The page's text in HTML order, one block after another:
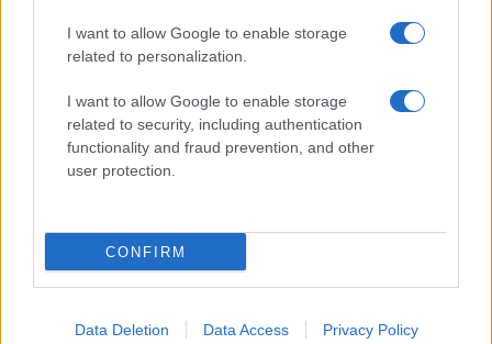
I want to allow Google to enable storage
related to personalization.
I want to allow Google to enable storage
related to security, including authentication
functionality and fraud prevention, and other
user protection.
CONFIRM
Data Deletion Data Access Privacy Policy
Facebook
Cookie Policy
Giornale dello
Spettacolo
Wondernet
Giuliana Sgrena
Syndication